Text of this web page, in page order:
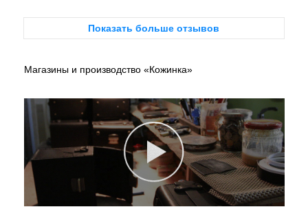
Показать больше отзывов
Магазины и производство «Кожинка»